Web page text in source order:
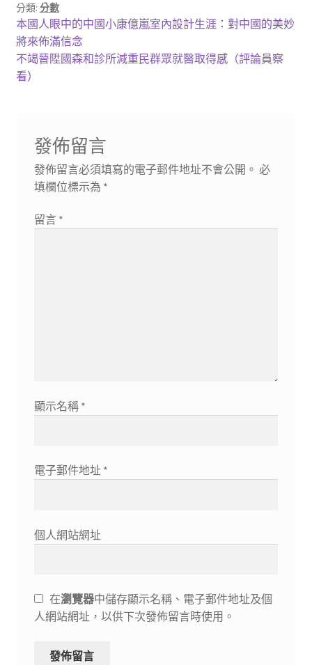
分類: 分數
文
章
導
上
一
篇
文
本國人眼中的中國小康億嵐室內設計生涯：對中國的美妙
將來佈滿信念
下
一
不竭晉陞國森和診所減重民群眾就醫取得感（評論員察
看）
發佈留言
發佈留言必須填寫的電子郵件地址不會公開。 必
填欄位標示為 *
留言 *
顯示名稱 *
電子郵件地址 *
個人網站網址
在瀏覽器中儲存顯示名稱、電子郵件地址及個
人網站網址，以供下次發佈留言時使用。